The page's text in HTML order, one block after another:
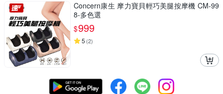
Concern康生 摩力寶貝輕巧美腿按摩機 CM-99
8-多色選
$999
5 (2)